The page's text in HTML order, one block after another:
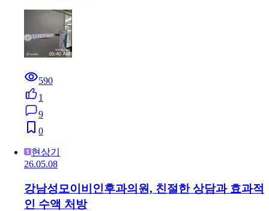
590
1
9
0
현상기
26.05.08
강남성모이비인후과의원, 친절한 상담과 효과적
인 수액 처방